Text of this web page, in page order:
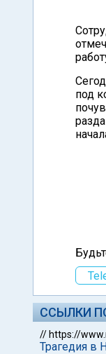
под
ССЫЛКИ
// https://
Трагедия в